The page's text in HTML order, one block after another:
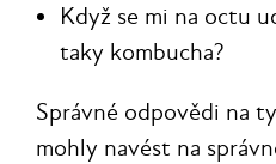
Když se mi na octu
taky kombucha?
Správné odpovědi na
mohly navést na